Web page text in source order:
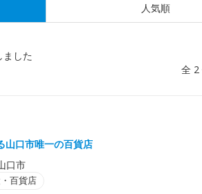
人気順
した
全
山口市唯一の百貨店
口市
百貨店